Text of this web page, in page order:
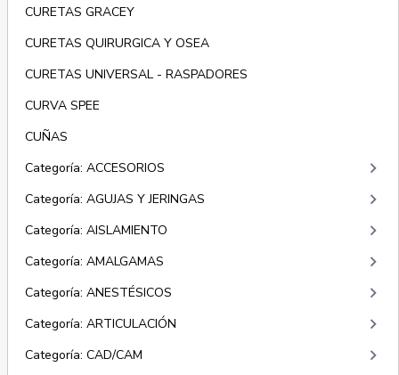
CURETAS GRACEY
CURETAS QUIRURGICA Y OSEA
CURETAS UNIVERSAL - RASPADORES
CURVA SPEE
CUÑAS
Categoría: ACCESORIOS
keyboard_arrow_right
Categoría: AGUJAS Y JERINGAS keyboard_arrow_right
Categoría: AISLAMIENTO keyboard_arrow_right
Categoría: AMALGAMAS keyboard_arrow_right
Categoría: ANESTÉSICOS keyboard_arrow_right
Categoría: ARTICULACIÓN keyboard_arrow_right
Categoría: CAD/CAM keyboard_arrow_right